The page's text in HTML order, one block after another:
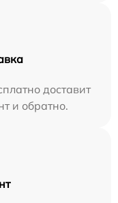
доставит
и обратно.